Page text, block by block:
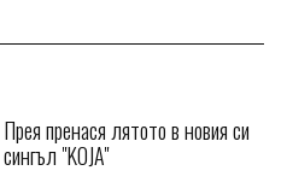
Прея пренася лятото в новия си
сингъл "KOJA"